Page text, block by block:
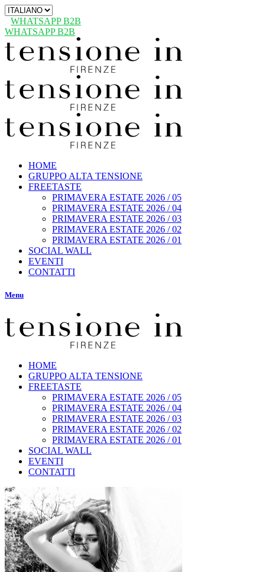
Scegli
una
lingua
WHATSAPP B2B
WHATSAPP B2B
HOME
GRUPPO ALTA TENSIONE
FREETASTE
PRIMAVERA ESTATE 2026 / 05
PRIMAVERA ESTATE 2026 / 04
PRIMAVERA ESTATE 2026 / 03
PRIMAVERA ESTATE 2026 / 02
PRIMAVERA ESTATE 2026 / 01
SOCIAL WALL
EVENTI
CONTATTI
Menu
HOME
GRUPPO ALTA TENSIONE
FREETASTE
PRIMAVERA ESTATE 2026 / 05
PRIMAVERA ESTATE 2026 / 04
PRIMAVERA ESTATE 2026 / 03
PRIMAVERA ESTATE 2026 / 02
PRIMAVERA ESTATE 2026 / 01
SOCIAL WALL
EVENTI
CONTATTI